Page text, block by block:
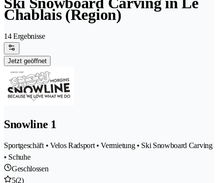
Chablais (Region)
14 Ergebnisse
Jetzt geöffnet
Snowline 1
Sportgeschäft • Velos Radsport • Vermietung • Ski Snowboard Carving
• Schuhe
Geschlossen
5(2)